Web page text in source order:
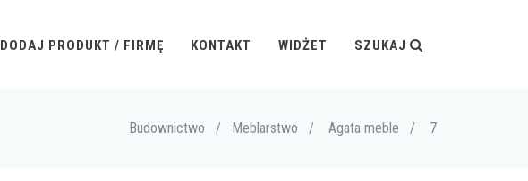
DODAJ PRODUKT / FIRMĘ KONTAKT WIDŻET SZUKAJ
Budownictwo / Meblarstwo / Agata meble / 7